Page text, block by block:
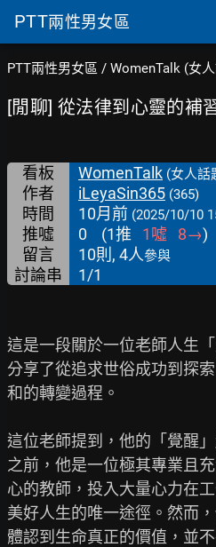
PTT兩性男女區
PTT兩性男女區 / WomenTalk (女
[閒聊] 從法律到心靈的補
看板 WomenTalk (女人話
作者 iLeyaSin365 (365)
時間 10月前 (2025/10/10
推噓 0 (1推 1噓 8→)
留言
10則, 4人參與
討論串 1/1
這是一段關於一位老師人生
分享了從追求世俗成功到探
和的轉變過程。
這位老師提到，他的「覺醒
之前，他是一位極其專業且
心的教師，投入大量心力在
美好人生的唯一途徑。然而
體認到生命真正的價值，並